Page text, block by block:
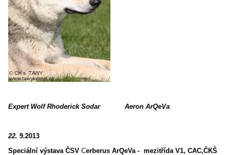
Expert Wolf Rhoderick Sodar Aeron ArQeVa
22. 9.2013
Speciální výstava ČSV Cerberus ArQeVa - mezitřída V1, CAC,ČKŠ